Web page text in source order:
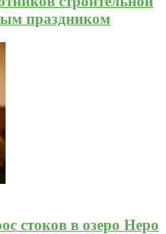
праздником
стоков в озеро Неро